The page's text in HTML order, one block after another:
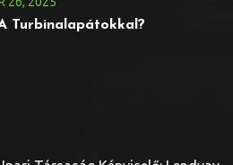
Turbinalapátokkal?